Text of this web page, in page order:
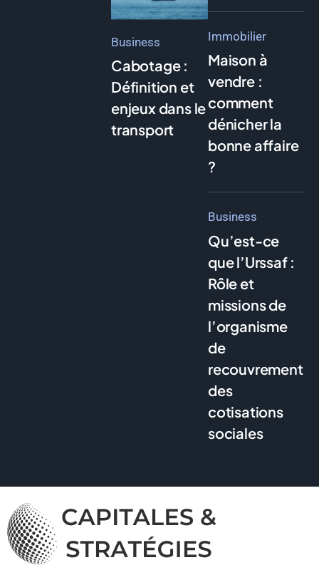
Business
Cabotage :
Définition et
enjeux dans le
transport
Immobilier
Maison à
vendre :
comment
dénicher la
bonne affaire
?
Business
Qu’est-ce
que l’Urssaf :
Rôle et
missions de
l’organisme
de
recouvrement
des
cotisations
sociales